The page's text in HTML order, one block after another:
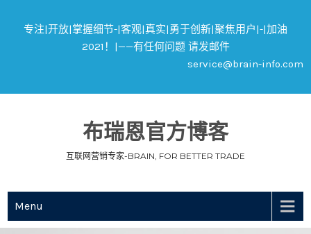
专注|开放|掌握细节-|客观|真实|勇于创新|聚焦用户|-|加油
2021！|——有任何问题 请发邮件
service@brain-info.com
布瑞恩官方博客
互联网营销专家-BRAIN, FOR BETTER TRADE
Menu